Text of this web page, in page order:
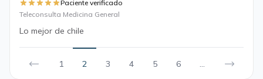
Paciente verificado
Teleconsulta Medicina General
Lo mejor de chile
1 2 3 4 5 6 ...